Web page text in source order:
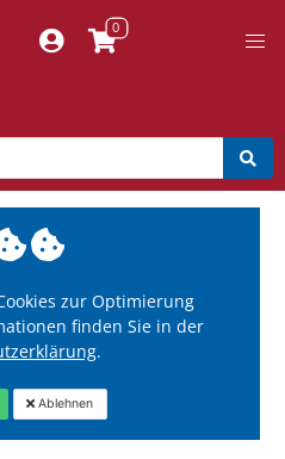
zur Optimierung
finden Sie in der
.
Ablehnen